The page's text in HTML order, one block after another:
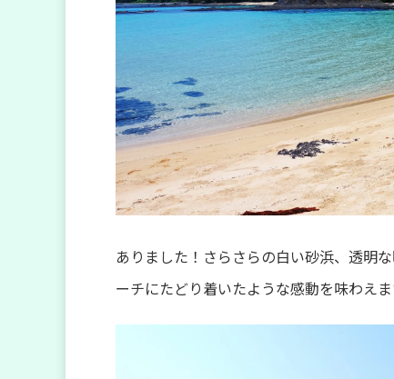
ありました！さらさらの白い砂浜、透明
ーチにたどり着いたような感動を味わえま